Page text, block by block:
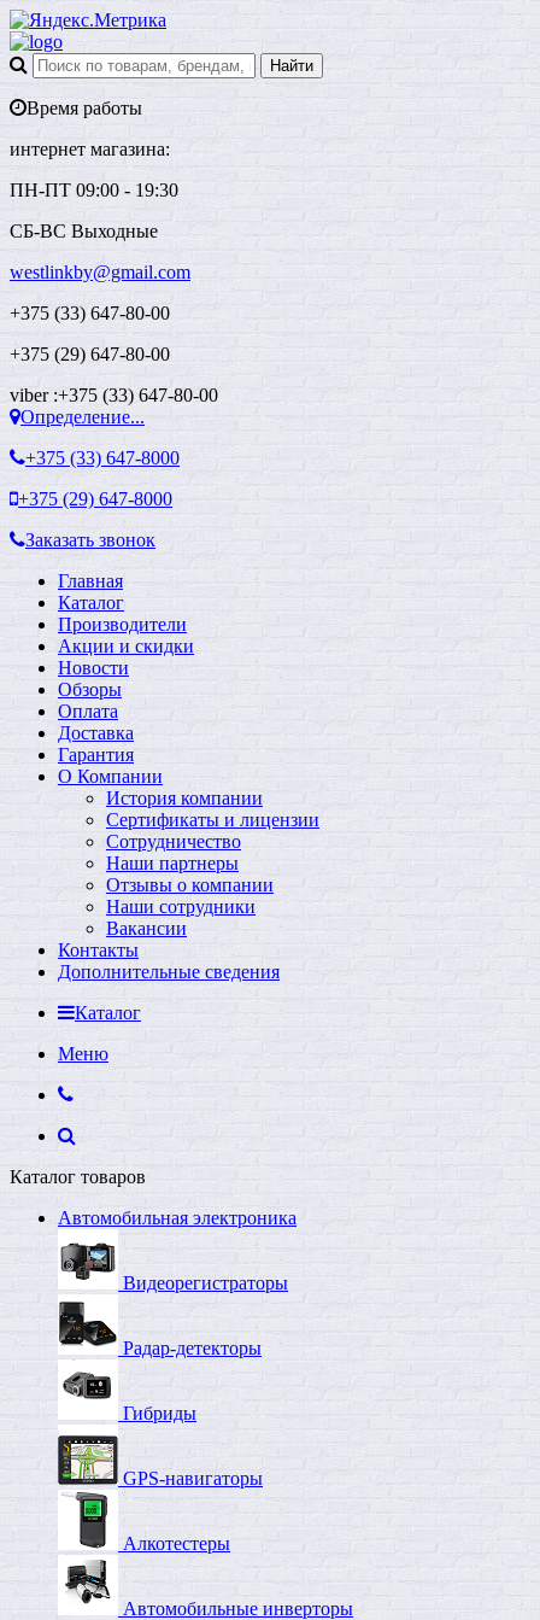
Время работы
интернет магазина:
ПН-ПТ 09:00 - 19:30
СБ-ВС Выходные
westlinkby@gmail.com
+375 (33) 647-80-00
+375 (29) 647-80-00
viber :+375 (33) 647-80-00
Определение...
+375 (33) 647-8000
+375 (29) 647-8000
Заказать звонок
Главная
Каталог
Производители
Акции и скидки
Новости
Обзоры
Оплата
Доставка
Гарантия
О Компании
История компании
Сертификаты и лицензии
Сотрудничество
Наши партнеры
Отзывы о компании
Наши сотрудники
Вакансии
Контакты
Дополнительные сведения
Каталог
Меню
Каталог товаров
Автомобильная электроника
Видеорегистраторы
Радар-детекторы
Гибриды
GPS-навигаторы
Алкотестеры
Автомобильные инверторы